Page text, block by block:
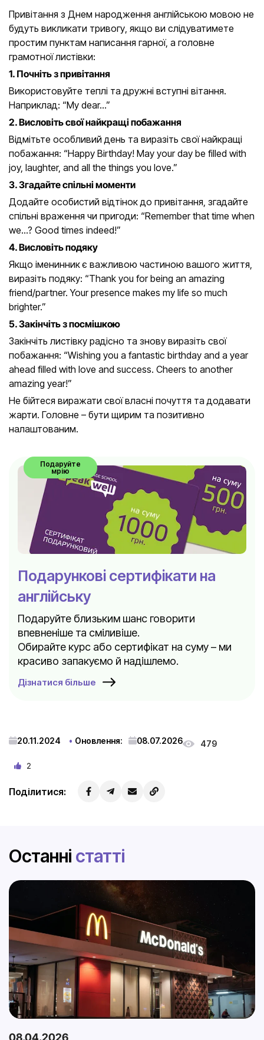
Привітання з Днем народження англійською мовою не
будуть викликати тривогу, якщо ви слідуватимете
простим пунктам написання гарної, а головне
грамотної листівки:
1. Почніть з привітання
Використовуйте теплі та дружні вступні вітання.
Наприклад: “My dear…”
2. Висловіть свої найкращі побажання
Відмітьте особливий день та виразіть свої найкращі
побажання: “Happy Birthday! May your day be filled with
joy, laughter, and all the things you love.”
3. Згадайте спільні моменти
Додайте особистий відтінок до привітання, згадайте
спільні враження чи пригоди: “Remember that time when
we…? Good times indeed!”
4. Висловіть подяку
Якщо іменинник є важливою частиною вашого життя,
виразіть подяку: “Thank you for being an amazing
friend/partner. Your presence makes my life so much
brighter.”
5. Закінчіть з посмішкою
Закінчіть листівку радісно та знову виразіть свої
побажання: “Wishing you a fantastic birthday and a year
ahead filled with love and success. Cheers to another
amazing year!”
Не бійтеся виражати свої власні почуття та додавати
жарти. Головне – бути щирим та позитивно
налаштованим.
Подаруйте
мрію
Подарункові сертифікати на
англійську
Подаруйте близьким шанс говорити
впевненіше та сміливіше.
Обирайте курс або сертифікат на суму – ми
красиво запакуємо й надішлемо.
Дізнатися більше
20.11.2024 Оновлення: 08.07.2026 479
2
Поділитися:
Останні статті
08.04.2026